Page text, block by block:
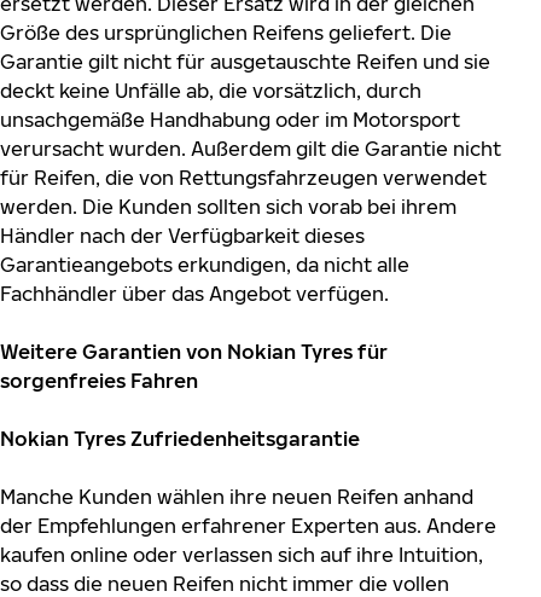
Größe des ursprünglichen Reifens geliefert. Die
Garantie gilt nicht für ausgetauschte Reifen und sie
deckt keine Unfälle ab, die vorsätzlich, durch
unsachgemäße Handhabung oder im Motorsport
verursacht wurden. Außerdem gilt die Garantie nicht
für Reifen, die von Rettungsfahrzeugen verwendet
werden. Die Kunden sollten sich vorab bei ihrem
Händler nach der Verfügbarkeit dieses
Garantieangebots erkundigen, da nicht alle
Fachhändler über das Angebot verfügen.
Weitere Garantien von Nokian Tyres für
sorgenfreies Fahren
Nokian Tyres Zufriedenheitsgarantie
Manche Kunden wählen ihre neuen Reifen anhand
der Empfehlungen erfahrener Experten aus. Andere
kaufen online oder verlassen sich auf ihre Intuition,
so dass die neuen Reifen nicht immer die vollen